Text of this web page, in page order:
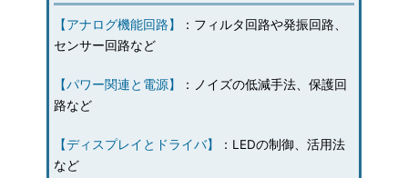
【アナログ機能回路】
：フィルタ回路や発振回路、
センサー回路など
【パワー関連と電源】
：ノイズの低減手法、保護回
路など
【ディスプレイとドライバ】
：LEDの制御、活用法
など